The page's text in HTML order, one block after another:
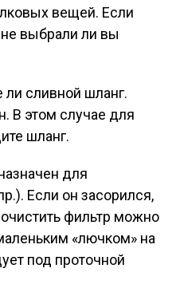
вещей. Если
выбрали ли вы
ли сливной шланг.
В этом случае для
шланг.
для
Если он засорился,
фильтр можно
«лючком» на
под проточной